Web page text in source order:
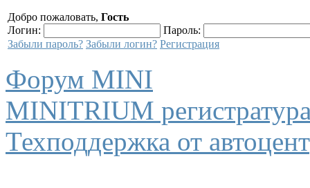
Добро пожаловать, Гость
Логин:
Пароль:
Забыли пароль? Забыли логин? Регистрация
Форум MINI
MINITRIUM
Техподдержка от